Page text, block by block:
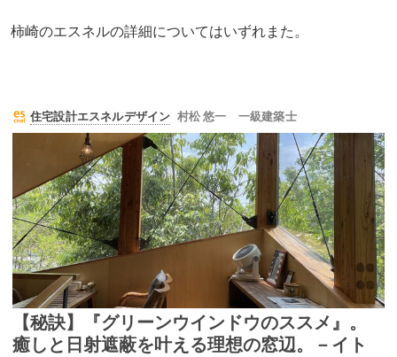
柿崎のエスネルの詳細についてはいずれまた。